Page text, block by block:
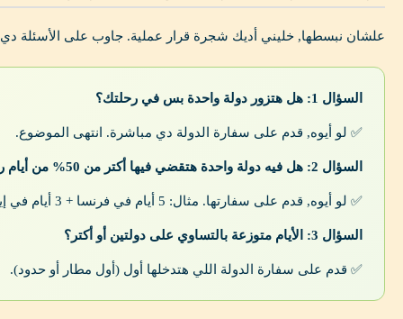
علشان نبسطها, خليني أديك شجرة قرار عملية. جاوب على الأسئلة دي
السؤال 1: هل هتزور دولة واحدة بس في رحلتك؟
✅ لو أيوه, قدم على سفارة الدولة دي مباشرة. انتهى الموضوع.
السؤال 2: هل فيه دولة واحدة هتقضي فيها أكتر من 50% من أيام رحلتك؟
✅ لو أيوه, قدم على سفارتها. مثال: 5 أيام في فرنسا + 3 أيام في إيطاليا ← قدم على فرنسا.
السؤال 3: الأيام متوزعة بالتساوي على دولتين أو أكتر؟
✅ قدم على سفارة الدولة اللي هتدخلها أول (أول مطار أو حدود).